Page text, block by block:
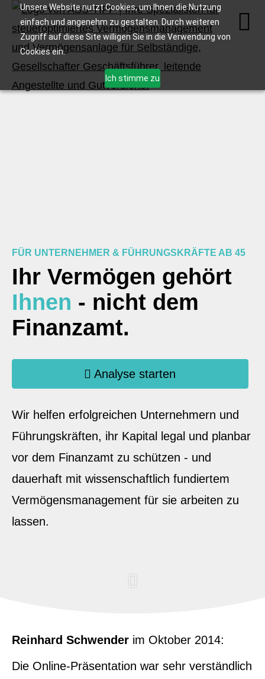
Unsere Website nutzt Cookies, um Ihnen die Nutzung
einfach und angenehm zu gestalten. Durch weiteren
Zugriff auf diese Site willigen Sie in die Verwendung von
Cookies ein.
Ich stimme zu
FÜR UNTERNEHMER & FÜHRUNGSKRÄFTE AB 45
Ihr Vermögen gehört
Ihnen - nicht dem
Finanzamt.
Analyse starten
Wir helfen erfolgreichen Unternehmern und
Führungskräften, ihr Kapital legal und planbar
vor dem Finanzamt zu schützen - und
dauerhaft mit wissenschaftlich fundiertem
Vermögensmanagement für sie arbeiten zu
lassen.
Reinhard Schwender im Oktober 2014:
Die Online-Präsentation war sehr verständlich